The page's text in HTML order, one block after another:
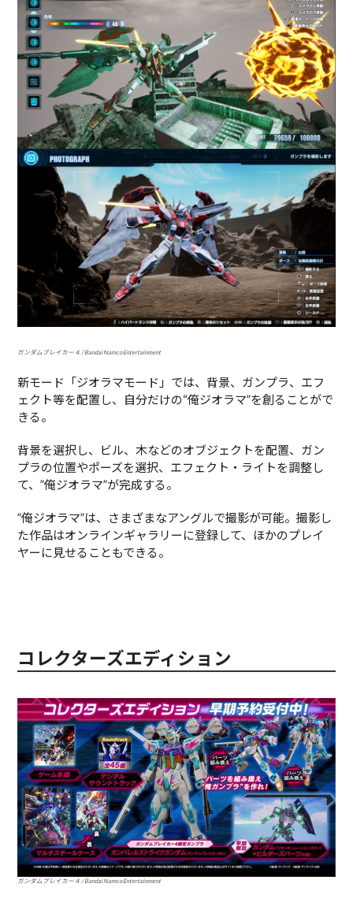
ガンダムブレイカー４ / Bandai Namco Entertainment
新モード「ジオラマモード」では、背景、ガンプラ、エフ
ェクト等を配置し、自分だけの“俺ジオラマ”を創ることがで
きる。
背景を選択し、ビル、木などのオブジェクトを配置、ガン
プラの位置やポーズを選択、エフェクト・ライトを調整し
て、”俺ジオラマ”が完成する。
”俺ジオラマ”は、さまざまなアングルで撮影が可能。撮影し
た作品はオンラインギャラリーに登録して、ほかのプレイ
ヤーに見せることもできる。
コレクターズエディション
ガンダムブレイカー４ / Bandai Namco Entertainment